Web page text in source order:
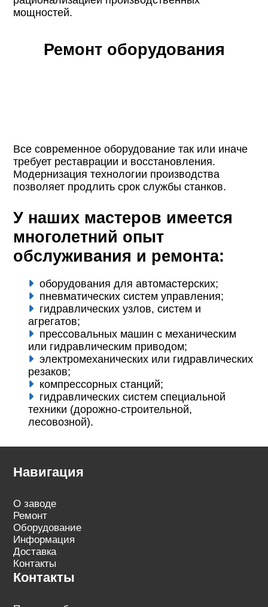
мощностей.
Ремонт оборудования
Все современное оборудование так или иначе
требует реставрации и восстановления.
Модернизация технологии производства
позволяет продлить срок службы станков.
У наших мастеров имеется
многолетний опыт
обслуживания и ремонта:
оборудования для автомастерских;
пневматических систем управления;
гидравлических узлов, систем и
агрегатов;
прессовальных машин с механическим
или гидравлическим приводом;
электромеханических или гидравлических
резаков;
компрессорных станций;
гидравлических систем специальной
техники (дорожно-строительной,
лесовозной).
Навигация
О заводе
Ремонт
Оборудование
Информация
Доставка
Контакты
Контакты